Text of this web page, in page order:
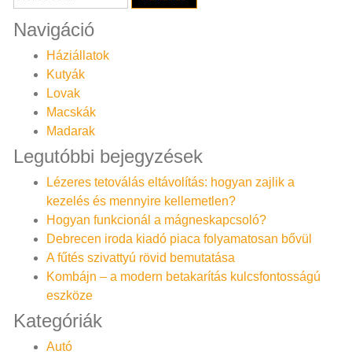
Navigáció
Háziállatok
Kutyák
Lovak
Macskák
Madarak
Legutóbbi bejegyzések
Lézeres tetoválás eltávolítás: hogyan zajlik a
kezelés és mennyire kellemetlen?
Hogyan funkcionál a mágneskapcsoló?
Debrecen iroda kiadó piaca folyamatosan bővül
A fűtés szivattyú rövid bemutatása
Kombájn – a modern betakarítás kulcsfontosságú
eszköze
Kategóriák
Autó